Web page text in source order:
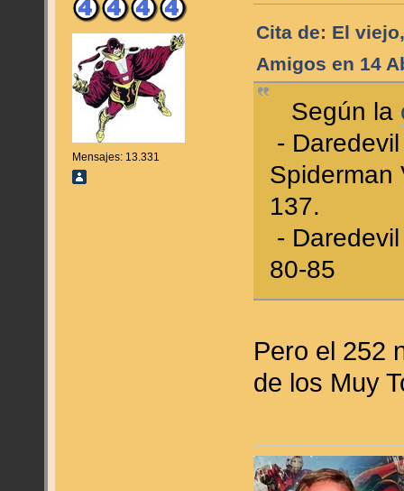
Mensajes: 13.331
Cita de: El
Amigos en 14
Según la
-
Spiderman
137.
-
80-85
Pero el 252
de los Muy